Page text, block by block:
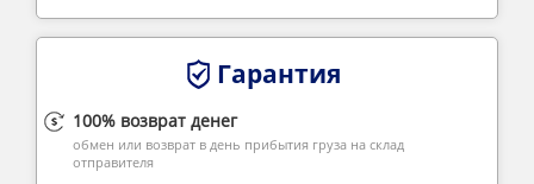
Гарантия
100% возврат денег
обмен или возврат в день прибытия груза на склад
отправителя